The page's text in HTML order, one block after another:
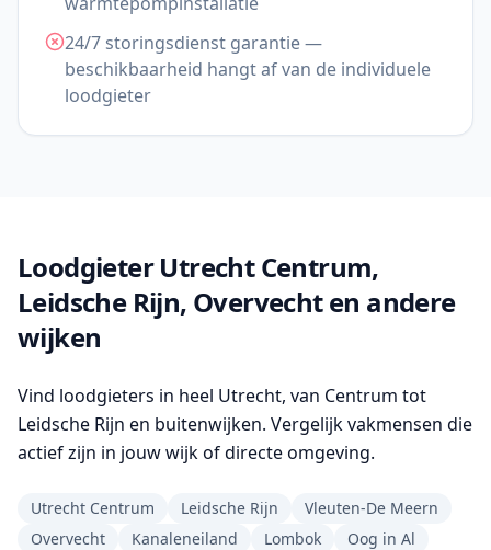
24/7 storingsdienst garantie —
beschikbaarheid hangt af van de individuele
loodgieter
Loodgieter Utrecht Centrum,
Leidsche Rijn, Overvecht en andere
wijken
Vind loodgieters in heel Utrecht, van Centrum tot
Leidsche Rijn en buitenwijken. Vergelijk vakmensen die
actief zijn in jouw wijk of directe omgeving.
Utrecht Centrum Leidsche Rijn
Vleuten-De Meern
Overvecht
Kanaleneiland Lombok
Oog in Al